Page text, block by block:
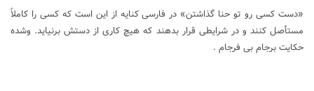
«دست کسی رو تو حنا گذاشتن» در فارسی کنایه از این است که کسی را کاملاً
مستأصل کنند و در شرایطی قرار بدهند که هیچ کاری از دستش برنیاید. وشده
حکایت برجام بی فرجام .